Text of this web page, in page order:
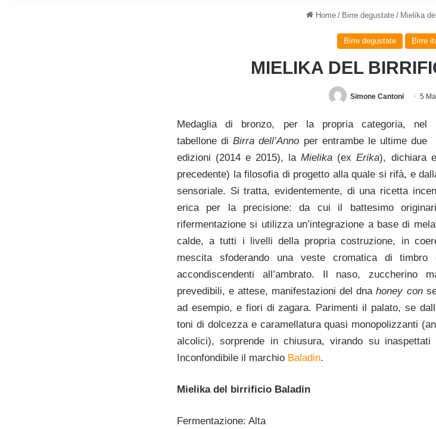
Home / Birre degustate / Mielika
Birre degustate Birre
MIELIKA DEL
Simone Cantoni 5
Medaglia di bronzo, per la propria categoria, nel
tabellone diBirra dell’Anno per entrambe le ultime due
edizioni (2014 e 2015), laMielika (exErika), dichiara
precedente) la filosofia di progetto alla quale si rifà, e
sensoriale. Si tratta, evidentemente, di una ricetta
erica per la precisione: da cui il battesimo
rifermentazione si utilizza un’integrazione a base di
calde, a tutti i livelli della propria costruzione, in
mescita sfoderando una veste cromatica di
accondiscendenti all’ambrato. Il naso, zuccherino
prevedibili, e attese, manifestazioni del dnahoney con
ad esempio, e fiori di zagara. Parimenti il palato, se
toni di dolcezza e caramellatura quasi monopolizzanti
alcolici), sorprende in chiusura, virando su
Inconfondibile il marchio Baladin.
Mielika del birrificio Baladin
Fermentazione: Alta